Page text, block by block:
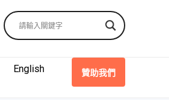
English
贊助我們